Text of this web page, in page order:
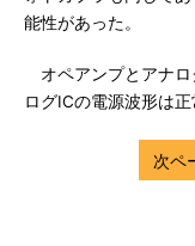
能性があった。
オペアンプとアナロ
ログICの電源波形は